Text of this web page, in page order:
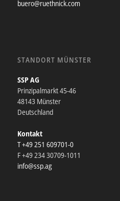
buero@ruethnick.com
STANDORT MÜNSTER
SSP AG
Prinzipalmarkt 45-46
48143 Münster
Deutschland
Kontakt
T +49 251 609701-0
F +49 234 30709-1011
info@ssp.ag